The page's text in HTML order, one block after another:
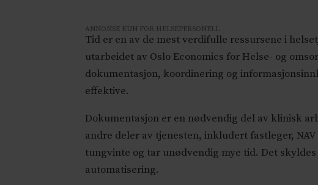
ANNONSE KUN FOR HELSEPERSONELL
Tid er en av de mest verdifulle ressursene i
utarbeidet av Oslo Economics for Helse- og
dokumentasjon, koordinering og
effektive.
Dokumentasjon er en nødvendig del av klinisk
andre deler av tjenesten, inkludert fastleger,
tungvinte og tar unødvendig mye tid. Det
automatisering.